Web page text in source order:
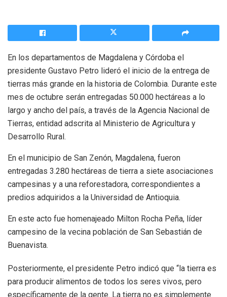
En los departamentos de Magdalena y Córdoba el
presidente Gustavo Petro lideró el inicio de la entrega de
tierras más grande en la historia de Colombia. Durante este
mes de octubre serán entregadas 50.000 hectáreas a lo
largo y ancho del país, a través de la Agencia Nacional de
Tierras, entidad adscrita al Ministerio de Agricultura y
Desarrollo Rural.
En el municipio de San Zenón, Magdalena, fueron
entregadas 3.280 hectáreas de tierra a siete asociaciones
campesinas y a una reforestadora, correspondientes a
predios adquiridos a la Universidad de Antioquia.
En este acto fue homenajeado Milton Rocha Peña, líder
campesino de la vecina población de San Sebastián de
Buenavista.
Posteriormente, el presidente Petro indicó que “la tierra es
para producir alimentos de todos los seres vivos, pero
específicamente de la gente. La tierra no es simplemente